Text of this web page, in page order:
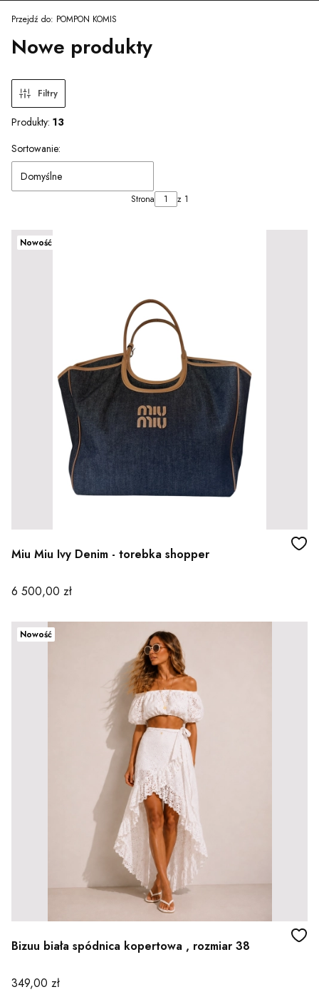
Przejdź do: POMPON KOMIS
Nowe produkty
Filtry
Produkty: 13
Lista produktów
Sortowanie:
Domyślne
Strona z 1
Nowość
Miu Miu Ivy Denim - torebka shopper
Cena
6 500,00 zł
Nowość
Bizuu biała spódnica kopertowa , rozmiar 38
Cena
349,00 zł